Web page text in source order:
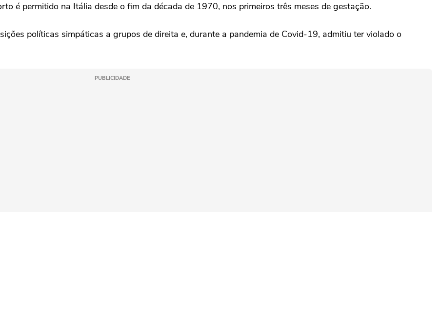
é permitido na Itália desde o fim da década de 1970, nos primeiros três meses de gestação.
políticas simpáticas a grupos de direita e, durante a pandemia de Covid-19, admitiu ter violado o
PUBLICIDADE